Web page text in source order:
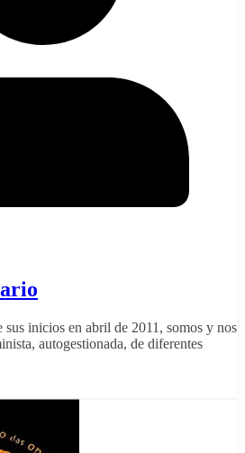
inicios en abril de 2011, somos y nos
autogestionada, de diferentes